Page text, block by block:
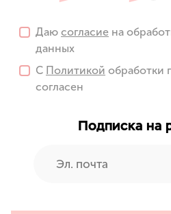
Даю согласие на
данных
С Политикой обработки
согласен
Подписка на